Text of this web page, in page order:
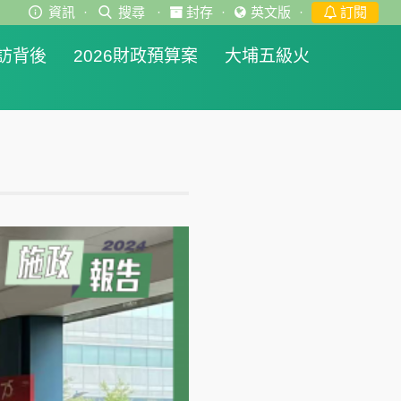
資訊 · 搜尋 · 封存 · 英文版 · 訂閱
背後 2026財政預算案 大埔五級火